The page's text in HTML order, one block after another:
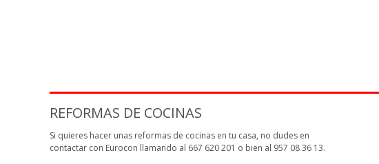
REFORMAS DE COCINAS
Si quieres hacer unas reformas de cocinas en tu casa, no dudes en
contactar con Eurocon llamando al 667 620 201 o bien al 957 08 36 13.